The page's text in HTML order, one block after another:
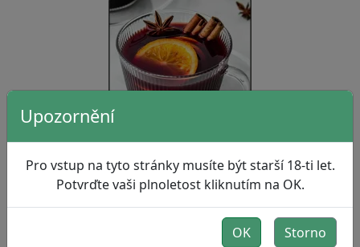
Kofola 50L
Upozornění
Pro vstup na tyto stránky musíte být starší 18-ti let.
Potvrďte vaši plnoletost kliknutím na OK.
OK Storno